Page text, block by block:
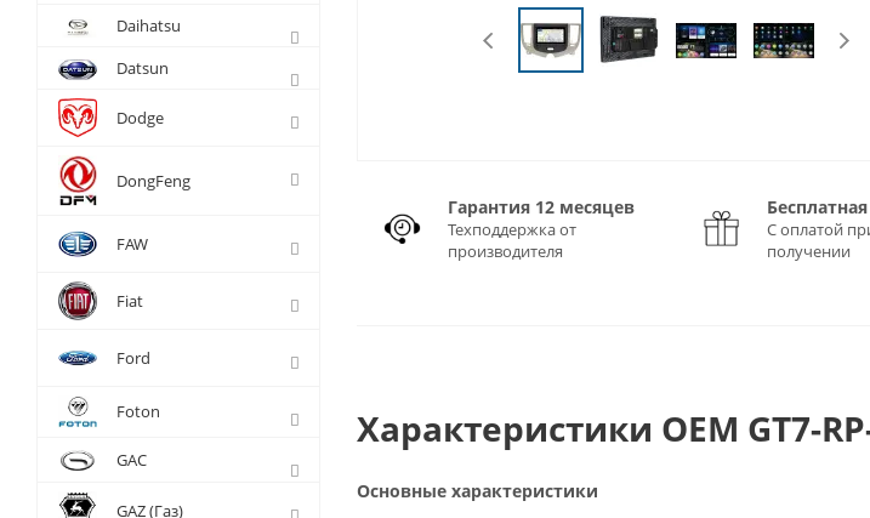
Гарантия 12 месяцев
Техподдержка от
производителя
С оплатой
получении
Характеристики OEM GT7-
Основные характеристики
Daihatsu
Datsun
Dodge
DongFeng
FAW
Fiat
Ford
Foton
GAC
GAZ (Газ)